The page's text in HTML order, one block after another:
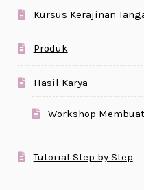
Kursus Kerajinan
Produk
Hasil Karya
Workshop
Tutorial Step by Step